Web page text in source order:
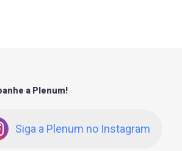
a Plenum!
Siga a Plenum no Instagram